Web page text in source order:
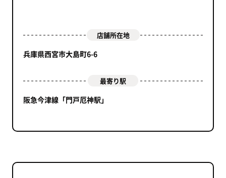
店舗所在地
兵庫県西宮市大島町6-6
最寄り駅
阪急今津線「門戸厄神駅」